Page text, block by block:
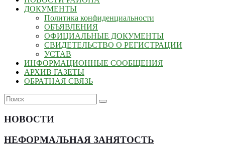
ДОКУМЕНТЫ
Политика конфиденциальности
ОБЪЯВЛЕНИЯ
ОФИЦИАЛЬНЫЕ ДОКУМЕНТЫ
СВИДЕТЕЛЬСТВО О РЕГИСТРАЦИИ
УСТАВ
ИНФОРМАЦИОННЫЕ СООБЩЕНИЯ
АРХИВ ГАЗЕТЫ
ОБРАТНАЯ СВЯЗЬ
НОВОСТИ
НЕФОРМАЛЬНАЯ ЗАНЯТОСТЬ